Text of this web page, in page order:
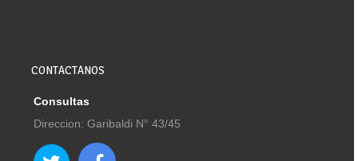
CONTACTANOS
Consultas
Direccion: Garibaldi N° 43/45